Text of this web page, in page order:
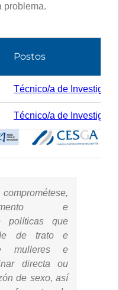
problema.
Postos
Técnico/a de
Técnico/a de
e
políticas que
de trato e
mulleres e
directa ou
de sexo, así